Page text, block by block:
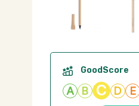
GoodScore
A B C D E